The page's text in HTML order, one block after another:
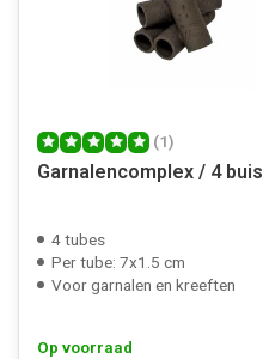
(1)
Garnalencomplex / 4 buis
4 tubes
Per tube: 7x1.5 cm
Voor garnalen en kreeften
Op voorraad